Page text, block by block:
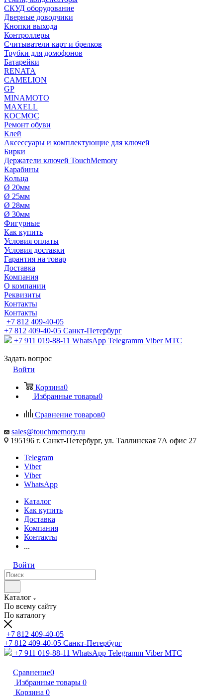
СКУД оборудование
Дверные доводчики
Кнопки выхода
Контроллеры
Считыватели карт и брелков
Трубки для домофонов
Батарейки
RENATA
CAMELION
GP
MINAMOTO
MAXELL
КОСМОС
Ремонт обуви
Клей
Аксессуары и комплектующие для ключей
Бирки
Держатели ключей TouchMemory
Карабины
Кольца
Ø 20мм
Ø 25мм
Ø 28мм
Ø 30мм
Фигурные
Как купить
Условия оплаты
Условия доставки
Гарантия на товар
Доставка
Компания
О компании
Реквизиты
Контакты
Контакты
+7 812 409-40-05
+7 812 409-40-05 Санĸт-Петербург
+7 911 019-88-11 WhatsApp Telegramm Viber МТС
Задать вопрос
Войти
Корзина0
Избранные товары0
Сравнение товаров0
sales@touchmemory.ru
195196 г. Санкт-Петербург, ул. Таллинская 7А офис 27
Telegram
Viber
Viber
WhatsApp
Каталог
Как купить
Доставка
Компания
Контакты
...
Войти
Каталог
По всему сайту
По каталогу
+7 812 409-40-05
+7 812 409-40-05 Санĸт-Петербург
+7 911 019-88-11 WhatsApp Telegramm Viber МТС
Сравнение0
Избранные товары 0
Корзина 0